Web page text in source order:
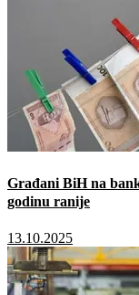
Građani BiH na
godinu ranije
13.10.2025